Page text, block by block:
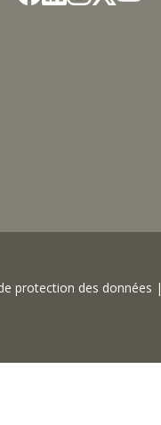
protection des données |